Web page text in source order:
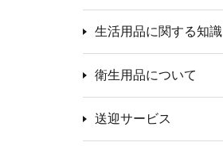
生活用品に関する知識
衛生用品について
送迎サービス